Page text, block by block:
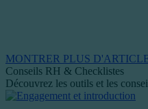
MONTRER PLUS
Conseils RH & Checklistes
Découvrez les outils et les